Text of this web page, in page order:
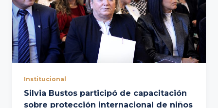
Institucional
Silvia Bustos participó de capacitación
sobre protección internacional de niños